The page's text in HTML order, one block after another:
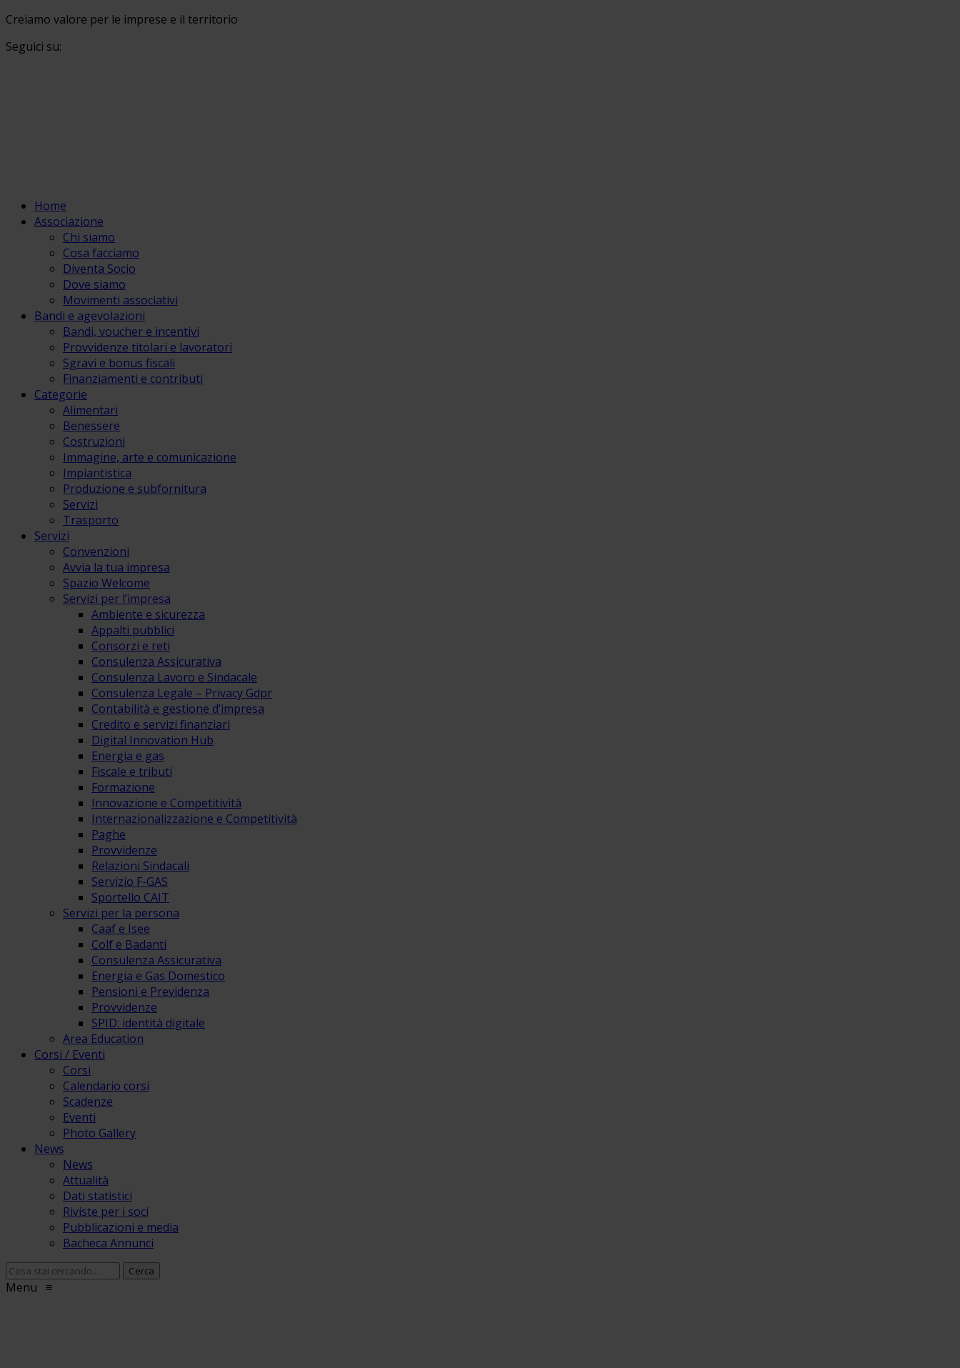
Creiamo valore per le imprese e il territorio
Seguici su:
Home
Associazione
Chi siamo
Cosa facciamo
Diventa Socio
Dove siamo
Movimenti associativi
Bandi e agevolazioni
Bandi, voucher e incentivi
Provvidenze titolari e lavoratori
Sgravi e bonus fiscali
Finanziamenti e contributi
Categorie
Alimentari
Benessere
Costruzioni
Immagine, arte e comunicazione
Impiantistica
Produzione e subfornitura
Servizi
Trasporto
Servizi
Convenzioni
Avvia la tua impresa
Spazio Welcome
Servizi per l’impresa
Ambiente e sicurezza
Appalti pubblici
Consorzi e reti
Consulenza Assicurativa
Consulenza Lavoro e Sindacale
Consulenza Legale – Privacy Gdpr
Contabilità e gestione d’impresa
Credito e servizi finanziari
Digital Innovation Hub
Energia e gas
Fiscale e tributi
Formazione
Innovazione e Competitività
Internazionalizzazione e Competitività
Paghe
Provvidenze
Relazioni Sindacali
Servizio F-GAS
Sportello CAIT
Servizi per la persona
Caaf e Isee
Colf e Badanti
Consulenza Assicurativa
Energia e Gas Domestico
Pensioni e Previdenza
Provvidenze
SPID: identità digitale
Area Education
Corsi / Eventi
Corsi
Calendario corsi
Scadenze
Eventi
Photo Gallery
News
News
Attualità
Dati statistici
Riviste per i soci
Pubblicazioni e media
Bacheca Annunci
Menu ≡